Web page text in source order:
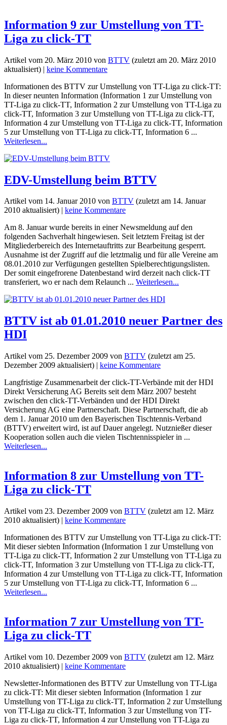
Information 9 zur Umstellung von TT-
Liga zu click-TT
Artikel vom 20. März 2010 von BTTV (zuletzt am 20. März 2010
aktualisiert) | keine Kommentare
Informationen des BTTV zur Umstellung von TT-Liga zu click-TT:
In dieser neunten Information (Information 1 zur Umstellung von
TT-Liga zu click-TT, Information 2 zur Umstellung von TT-Liga zu
click-TT, Information 3 zur Umstellung von TT-Liga zu click-TT,
Information 4 zur Umstellung von TT-Liga zu click-TT, Information
5 zur Umstellung von TT-Liga zu click-TT, Information 6 ...
Weiterlesen...
EDV-Umstellung beim BTTV
Artikel vom 14. Januar 2010 von BTTV (zuletzt am 14. Januar
2010 aktualisiert) | keine Kommentare
Am 8. Januar wurde bereits in einer Newsmeldung auf den
folgenden Sachverhalt hingewiesen. Seit letztem Freitag ist der
Mitgliederbereich des Internetauftritts zur Bearbeitung gesperrt.
Ausnahme ist der Zugriff auf die letztmalig und für alle Vereine am
08.01.2010 zur Verfügungen gestellten Spielberechtigungslisten.
Der somit eingefrorene Datenbestand wird derzeit nach click-TT
transferiert, wo er nach dem Relaunch ... Weiterlesen...
BTTV ist ab 01.01.2010 neuer Partner des
HDI
Artikel vom 25. Dezember 2009 von BTTV (zuletzt am 25.
Dezember 2009 aktualisiert) | keine Kommentare
Langfristige Zusammenarbeit der click-TT-Verbände mit der HDI
Direkt Versicherung AG Bereits seit dem März 2007 besteht
zwischen den click-TT-Verbänden und der HDI Direkt
Versicherung AG eine Partnerschaft. Diese Partnerschaft, die ab
dem 1. Januar 2010 um den Bayerischen Tischtennis-Verband
(BTTV) erweitert wird, ist auf Dauer angelegt. Nutznießer dieser
Kooperation sollen auch die vielen Tischtennisspieler in ...
Weiterlesen...
Information 8 zur Umstellung von TT-
Liga zu click-TT
Artikel vom 23. Dezember 2009 von BTTV (zuletzt am 12. März
2010 aktualisiert) | keine Kommentare
Informationen des BTTV zur Umstellung von TT-Liga zu click-TT:
Mit dieser siebten Information (Information 1 zur Umstellung von
TT-Liga zu click-TT, Information 2 zur Umstellung von TT-Liga zu
click-TT, Information 3 zur Umstellung von TT-Liga zu click-TT,
Information 4 zur Umstellung von TT-Liga zu click-TT, Information
5 zur Umstellung von TT-Liga zu click-TT, Information 6 ...
Weiterlesen...
Information 7 zur Umstellung von TT-
Liga zu click-TT
Artikel vom 10. Dezember 2009 von BTTV (zuletzt am 12. März
2010 aktualisiert) | keine Kommentare
Newsletter-Informationen des BTTV zur Umstellung von TT-Liga
zu click-TT: Mit dieser siebten Information (Information 1 zur
Umstellung von TT-Liga zu click-TT, Information 2 zur Umstellung
von TT-Liga zu click-TT, Information 3 zur Umstellung von TT-
Liga zu click-TT, Information 4 zur Umstellung von TT-Liga zu